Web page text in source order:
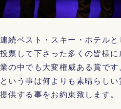
続ベスト・スキー・ホテル
票して下さった多くの皆様
の中でも大変権威ある賞で
いう事は何よりも素晴らし
供する事をお約束致します。